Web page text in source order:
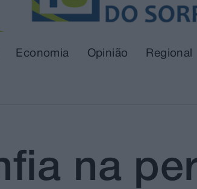
Economia Opinião Regional
na